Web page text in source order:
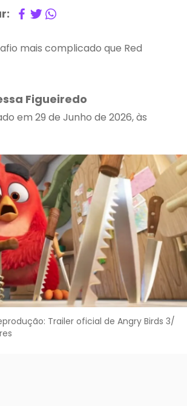
mais complicado que Red
Figueiredo
em 29 de Junho de 2026, às
Trailer oficial de Angry Birds 3/